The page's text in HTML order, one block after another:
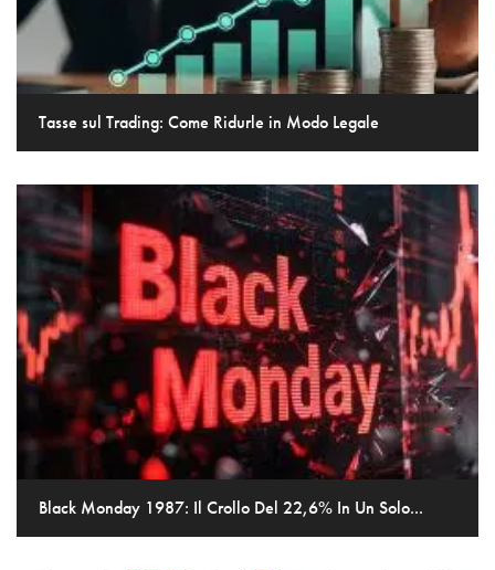
Tasse sul Trading: Come Ridurle in Modo Legale
Black Monday 1987: Il Crollo Del 22,6% In Un Solo...